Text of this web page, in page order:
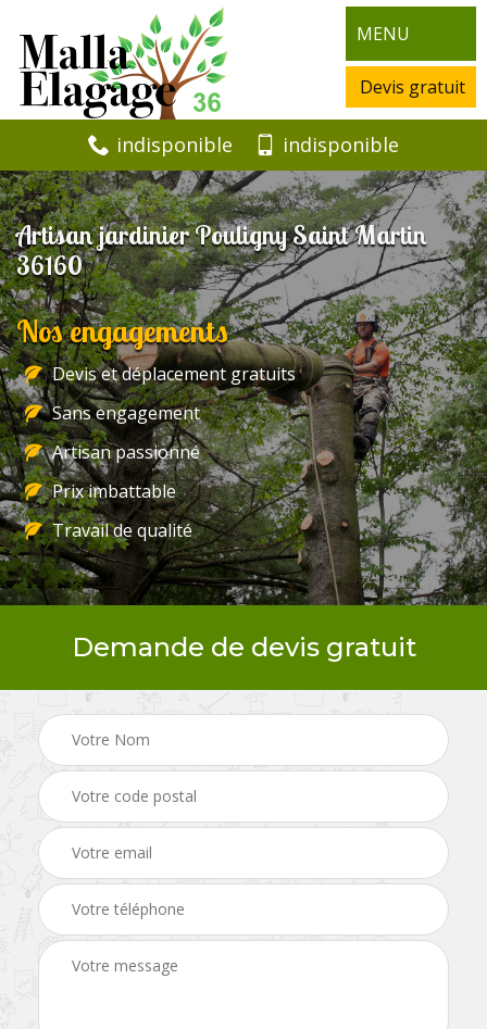
MENU
Devis gratuit
indisponible indisponible
Artisan jardinier Pouligny Saint Martin
36160
Nos engagements
Devis et déplacement gratuits
Sans engagement
Artisan passionné
Prix imbattable
Travail de qualité
Demande de devis gratuit